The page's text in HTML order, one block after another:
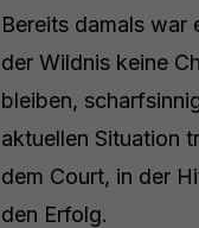
Bereits damals war
der Wildnis keine
bleiben,
aktuellen Situation
dem Court, in der
den Erfolg.